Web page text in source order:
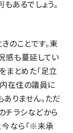
あるでしょう。
のことです。東
感も蔓延してい
まとめた「足立
内在住の議員に
りません。ただ
チラシなどから
今なら「※未承